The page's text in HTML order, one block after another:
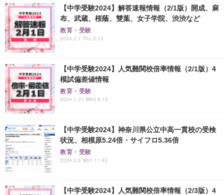
【中学受験2024】解答速報情報（2/1版）開成、麻
布、武蔵、桜蔭、雙葉、女子学院、渋渋など
教育・受験
2024.2.1 Thu 5:15
【中学受験2024】人気難関校倍率情報（2/1版）4
模試偏差値情報
教育・受験
2024.1.31 Wed 9:15
【中学受験2024】神奈川県公立中高一貫校の受検
状況、相模原5.24倍・サイフロ5.36倍
教育・受験
2024.2.5 Mon 11:45
【中学受験2024】人気難関校倍率情報（2/3版）4